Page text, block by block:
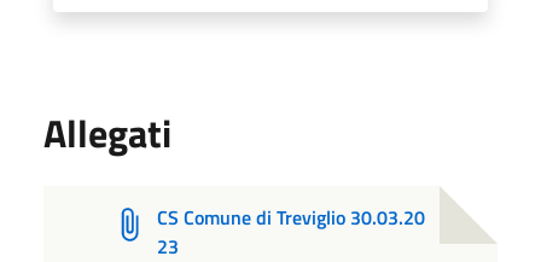
Allegati
CS Comune di Treviglio 30.03.20
23